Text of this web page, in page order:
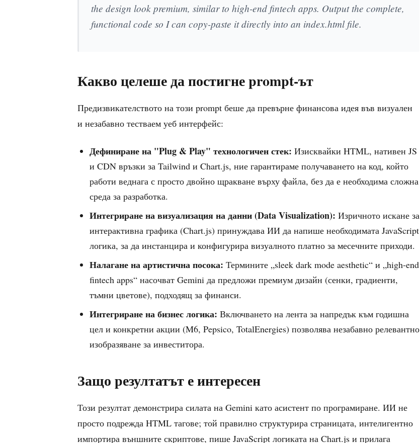
the design look premium, similar to high-end fintech apps. Output the complete,
functional code so I can copy-paste it directly into an index.html file.
Какво целеше да постигне prompt-ът
Предизвикателството на този prompt беше да превърне финансова идея във визуален
и незабавно тестваем уеб интерфейс:
Дефиниране на "Plug & Play" технологичен стек: Изисквайки HTML, нативен JS
и CDN връзки за Tailwind и Chart.js, ние гарантираме получаването на код, който
работи веднага с просто двойно щракване върху файла, без да е необходима сложна
среда за разработка.
Интегриране на визуализация на данни (Data Visualization): Изричното искане за
интерактивна графика (Chart.js) принуждава ИИ да напише необходимата JavaScript
логика, за да инстанцира и конфигурира визуалното платно за месечните приходи.
Налагане на артистична посока: Термините „sleek dark mode aesthetic“ и „high-end
fintech apps“ насочват Gemini да предложи премиум дизайн (сенки, градиенти,
тъмни цветове), подходящ за финанси.
Интегриране на бизнес логика: Включването на лента за напредък към годишна
цел и конкретни акции (M6, Pepsico, TotalEnergies) позволява незабавно релевантно
изобразяване за инвеститора.
Защо резултатът е интересен
Този резултат демонстрира силата на Gemini като асистент по програмиране. ИИ не
просто подрежда HTML тагове; той правилно структурира страницата, интелигентно
импортира външните скриптове, пише JavaScript логиката на Chart.js и прилага